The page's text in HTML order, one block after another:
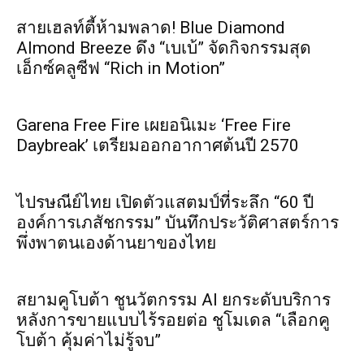
สายเฮลท์ตี้ห้ามพลาด! Blue Diamond
Almond Breeze ดึง “เบเบ้” จัดกิจกรรมสุด
เอ็กซ์คลูซีฟ “Rich in Motion”
Garena Free Fire เผยอนิเมะ ‘Free Fire
Daybreak’ เตรียมออกอากาศต้นปี 2570
ไปรษณีย์ไทย เปิดตัวแสตมป์ที่ระลึก “60 ปี
องค์การเภสัชกรรม” บันทึกประวัติศาสตร์การ
พึ่งพาตนเองด้านยาของไทย
สยามคูโบต้า ชูนวัตกรรม AI ยกระดับบริการ
หลังการขายแบบไร้รอยต่อ ชูโมเดล “เลือกคู
โบต้า คุ้มค่าไม่รู้จบ”